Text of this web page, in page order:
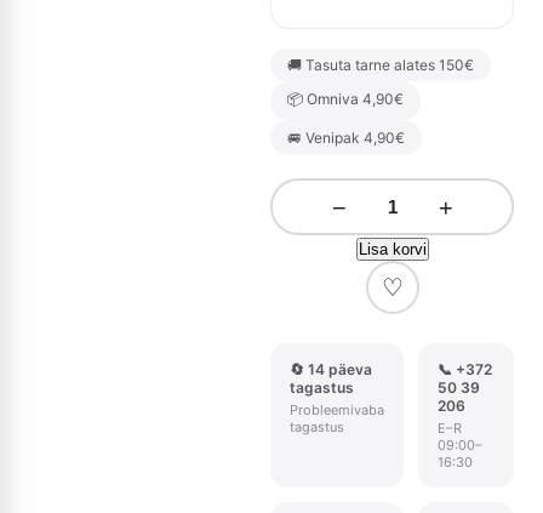
🚚 Tasuta tarne alates 150€
📦 Omniva 4,90€
🚐 Venipak 4,90€
− +
Lisa korvi
♡
🔄 14 päeva
tagastus
Probleemivaba
tagastus
📞 +372
50 39
206
E–R
09:00–
16:30